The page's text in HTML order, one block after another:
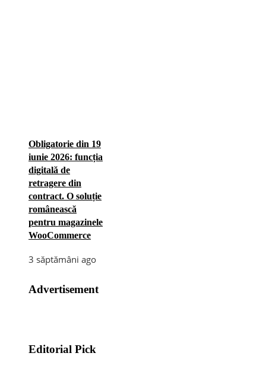
Obligatorie din 19
iunie 2026: funcția
digitală de
retragere din
contract. O soluție
românească
pentru magazinele
WooCommerce
3 săptămâni ago
Advertisement
Editorial Pick